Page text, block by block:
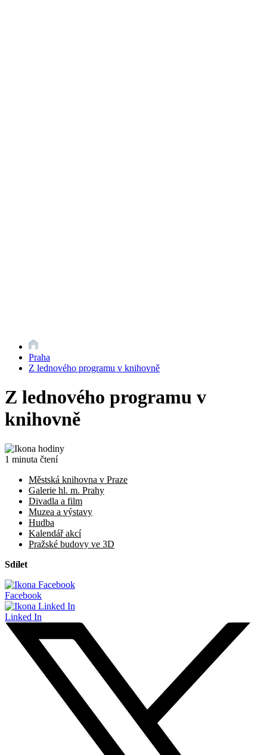
Praha
Z lednového programu v knihovně
Z lednového programu v
knihovně
1 minuta čtení
Městská knihovna v Praze
Galerie hl. m. Prahy
Divadla a film
Muzea a výstavy
Hudba
Kalendář akcí
Pražské budovy ve 3D
Sdílet
Facebook
Linked In